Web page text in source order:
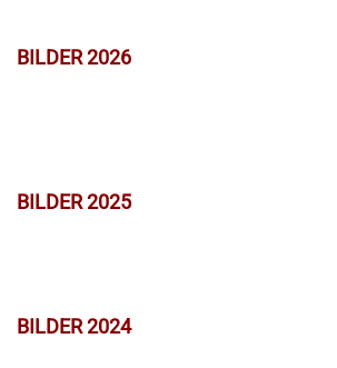
BILDER 2026
BILDER 2025
BILDER 2024